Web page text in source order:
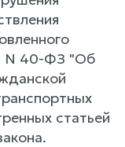
N 40-ФЗ "Об
статьей